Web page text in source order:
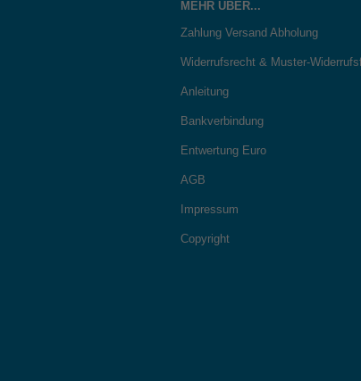
MEHR ÜBER...
Zahlung Versand Abholung
Widerrufsrecht & Muster-
Anleitung
Bankverbindung
Entwertung Euro
AGB
Impressum
Copyright